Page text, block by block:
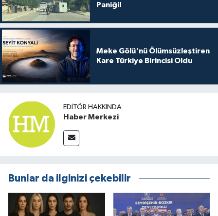
Paniği!
Meke Gölü'nü Ölümsüzleştiren
Kare Türkiye Birincisi Oldu
EDITÖR HAKKINDA
Haber Merkezi
Bunlar da ilginizi çekebilir